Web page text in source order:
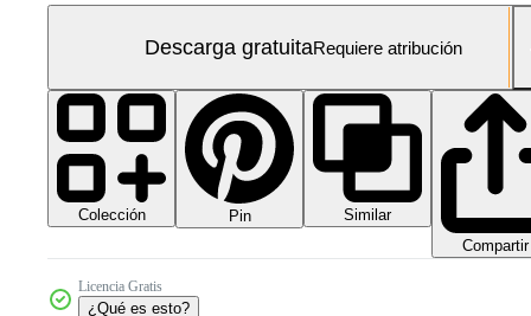
Descarga gratuitaRequiere atribución
Colección Pin
Similar
Compartir
Licencia Gratis
¿Qué es esto?